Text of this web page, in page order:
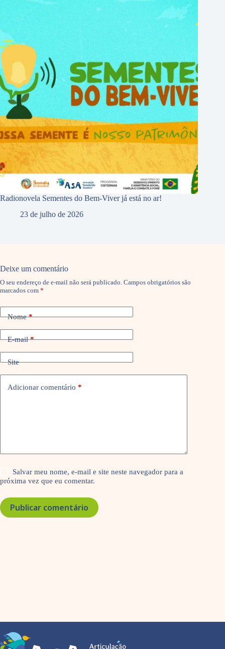
Radionovela Sementes do Bem-Viver já está no ar!
23 de julho de 2026
Deixe um comentário
O seu endereço de e-mail não será publicado. Campos obrigatórios são
marcados com *
Nome*
E-mail*
Site
Adicionar comentário *
Salvar meu nome, e-mail e site neste navegador para a
próxima vez que eu comentar.
Publicar comentário